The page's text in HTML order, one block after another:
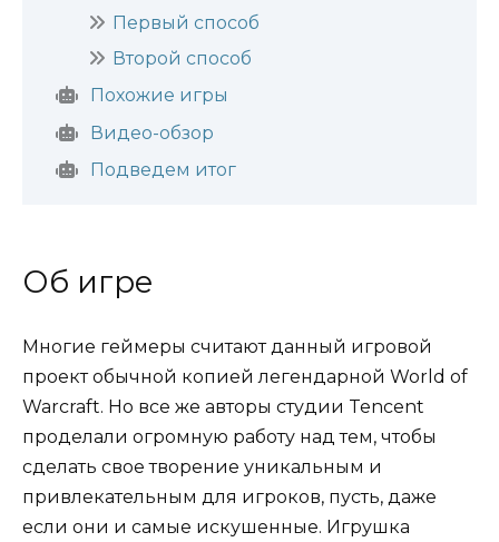
Первый способ
Второй способ
Похожие игры
Видео-обзор
Подведем итог
Об игре
Многие геймеры считают данный игровой
проект обычной копией легендарной World of
Warcraft. Но все же авторы студии Tencent
проделали огромную работу над тем, чтобы
сделать свое творение уникальным и
привлекательным для игроков, пусть, даже
если они и самые искушенные. Игрушка